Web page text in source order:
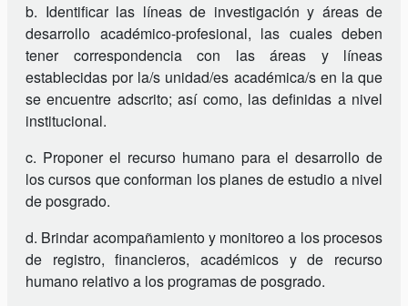
b. Identificar las líneas de investigación y áreas de
desarrollo académico-profesional, las cuales deben
tener correspondencia con las áreas y líneas
establecidas por la/s unidad/es académica/s en la que
se encuentre adscrito; así como, las definidas a nivel
institucional.
c. Proponer el recurso humano para el desarrollo de
los cursos que conforman los planes de estudio a nivel
de posgrado.
d. Brindar acompañamiento y monitoreo a los procesos
de registro, financieros, académicos y de recurso
humano relativo a los programas de posgrado.